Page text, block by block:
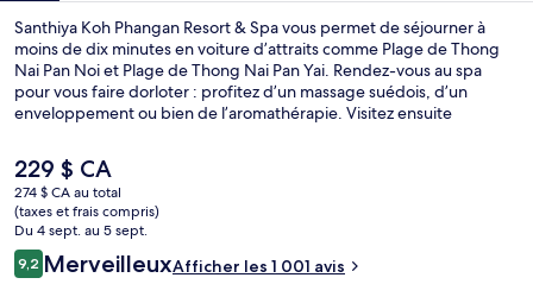
&
Spa
Up
THB
2,000
Resort
Credit
Santhiya Koh Phangan Resort & Spa vous permet de séjourner à
moins de dix minutes en voiture d’attraits comme Plage de Thong
Nai Pan Noi et Plage de Thong Nai Pan Yai. Rendez-vous au spa
pour vous faire dorloter : profitez d’un massage suédois, d’un
enveloppement ou bien de l’aromathérapie. Visitez ensuite
dîner et le souper. Parmi les autres points saillants de complexe
hôtelier de luxe, notons 2 piscines extérieures, un bar sur la plage et
un bain de vapeur. Les autres voyageurs apprécient vraiment le
personnel serviable.
Le
prix
actuel
est
de 229 $ CA
229 $ CA
274 $ CA au total
(taxes et frais compris)
Du 4 sept. au 5 sept.
Avis
9,29,2 sur 10 –
MerveilleuxAfficher les 1 001 avis